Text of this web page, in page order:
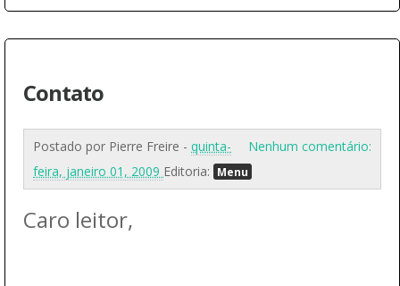
Contato
Nenhum comentário:
Postado por Pierre Freire - quinta-
feira, janeiro 01, 2009 Editoria: Menu
Caro leitor,